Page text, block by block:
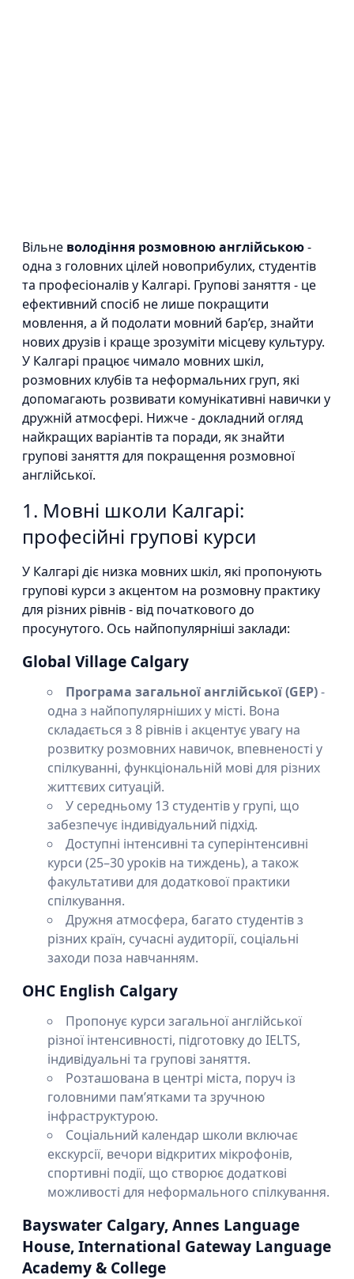
Вільне володіння розмовною англійською-
одна з головних цілей новоприбулих, студентів
та професіоналів у Калгарі. Групові заняття - це
ефективний спосіб не лише покращити
мовлення, а й подолати мовний бар’єр, знайти
нових друзів і краще зрозуміти місцеву культуру.
У Калгарі працює чимало мовних шкіл,
розмовних клубів та неформальних груп, які
допомагають розвивати комунікативні навички у
дружній атмосфері. Нижче - докладний огляд
найкращих варіантів та поради, як знайти
групові заняття для покращення розмовної
англійської.
1. Мовні школи Калгарі:
професійні групові курси
У Калгарі діє низка мовних шкіл, які пропонують
групові курси з акцентом на розмовну практику
для різних рівнів - від початкового до
просунутого. Ось найпопулярніші заклади:
Global Village Calgary
Програма загальної англійської (GEP)-
одна з найпопулярніших у місті. Вона
складається з 8 рівнів і акцентує увагу на
розвитку розмовних навичок, впевненості у
спілкуванні, функціональній мові для різних
життєвих ситуацій.
У середньому 13 студентів у групі, що
забезпечує індивідуальний підхід.
Доступні інтенсивні та суперінтенсивні
курси (25–30 уроків на тиждень), а також
факультативи для додаткової практики
спілкування.
Дружня атмосфера, багато студентів з
різних країн, сучасні аудиторії, соціальні
заходи поза навчанням.
OHC English Calgary
Пропонує курси загальної англійської
різної інтенсивності, підготовку до IELTS,
індивідуальні та групові заняття.
Розташована в центрі міста, поруч із
головними пам’ятками та зручною
інфраструктурою.
Соціальний календар школи включає
екскурсії, вечори відкритих мікрофонів,
спортивні події, що створює додаткові
можливості для неформального спілкування.
Bayswater Calgary, Annes Language
House, International Gateway Language
Academy & College